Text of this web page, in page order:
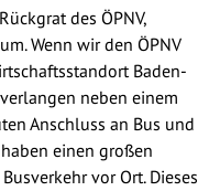
des ÖPNV,
Wenn wir den ÖPNV
Baden-
neben einem
Anschluss an Bus und
einen großen
vor Ort. Dieses